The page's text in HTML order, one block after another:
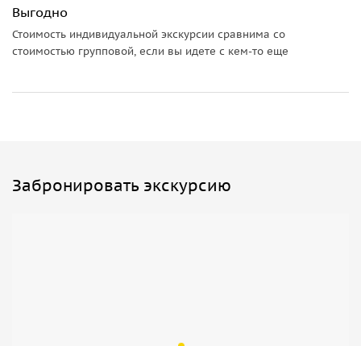
Выгодно
Стоимость индивидуальной экскурсии сравнима со
стоимостью групповой, если вы идете с кем-то еще
Забронировать экскурсию